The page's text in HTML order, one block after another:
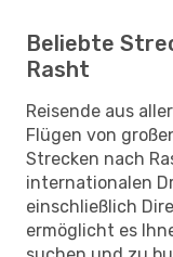
Beliebte
Rasht
Reisende aus
Flügen von
Strecken nach
internationalen
einschließlich
ermöglicht es